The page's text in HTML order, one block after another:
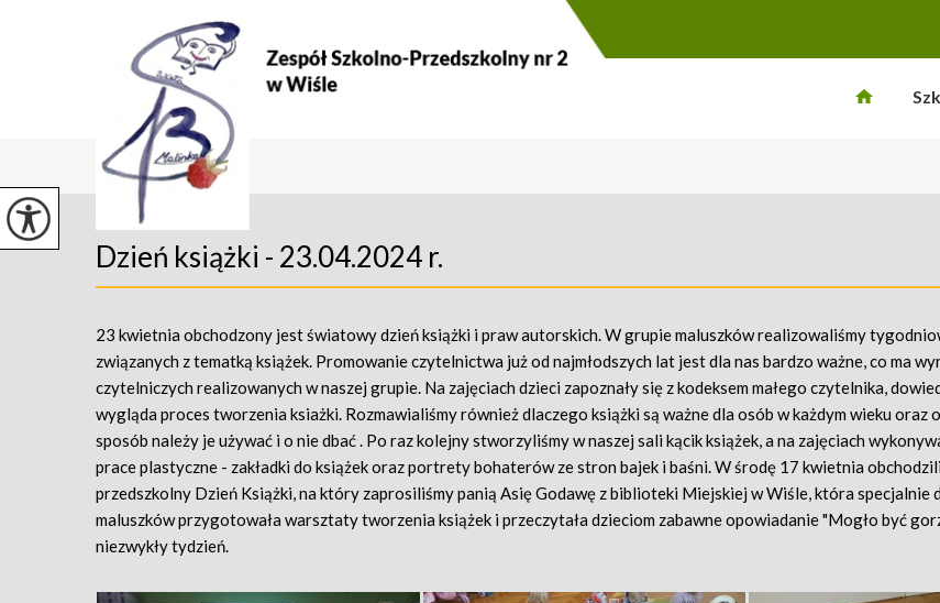
Dzień książki - 23.04.2024 r.
23 kwietnia obchodzony jest światowy dzień książki i praw autorskich. W grupie maluszków realizowaliśmy
związanych z tematką książek. Promowanie czytelnictwa już od najmłodszych lat jest dla nas bardzo ważne, co ma
czytelniczych realizowanych w naszej grupie. Na zajęciach dzieci zapoznały się z kodeksem małego czytelnika,
wygląda proces tworzenia ksiażki. Rozmawialiśmy również dlaczego książki są ważne dla osób w każdym wieku oraz
sposób należy je używać i o nie dbać . Po raz kolejny stworzyliśmy w naszej sali kącik książek, a na zajęciach
prace plastyczne - zakładki do książek oraz portrety bohaterów ze stron bajek i baśni. W środę 17 kwietnia
przedszkolny Dzień Książki, na który zaprosiliśmy panią Asię Godawę z biblioteki Miejskiej w Wiśle, która specjalnie
maluszków przygotowała warsztaty tworzenia książek i przeczytała dzieciom zabawne opowiadanie "Mogło być
niezwykły tydzień.